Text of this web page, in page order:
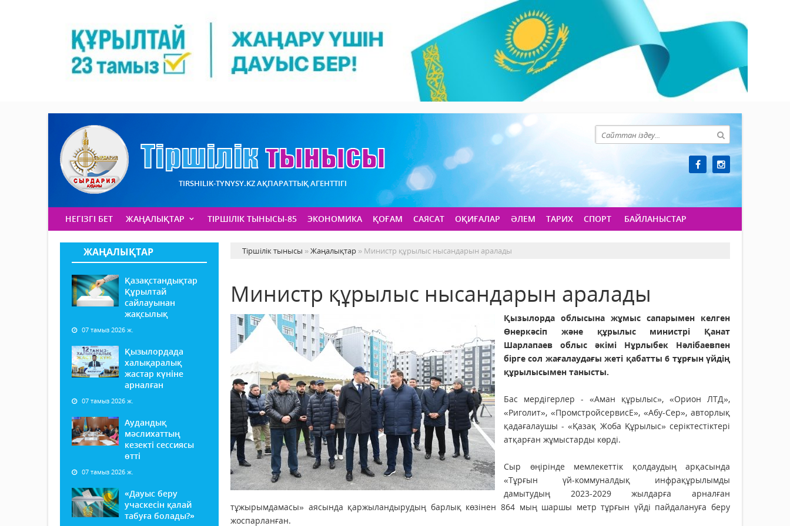
TIRSHILIK-TYNYSY.KZ АҚПАРАТТЫҚ АГЕНТТІГІ
НЕГІЗГІ БЕТ ЖАҢАЛЫҚТАР ТІРШІЛІК ТЫНЫСЫ-85 ЭКОНОМИКА ҚОҒАМ САЯСАТ ОҚИҒАЛАР ӘЛЕМ ТАРИХ СПОРТ БАЙЛАНЫСТАР
ЖАҢАЛЫҚТАР
Қазақстандықтар
Құрылтай
сайлауынан
жақсылық
07 тамыз 2026 ж.
Қызылордада
халықаралық
жастар күніне
арналған
07 тамыз 2026 ж.
Аудандық
мәслихаттың
кезекті сессиясы
өтті
07 тамыз 2026 ж.
«Дауыс беру
учаскесін қалай
табуға болады?»
Тіршілік тынысы »Жаңалықтар » Министр құрылыс нысандарын аралады
Министр құрылыс нысандарын аралады
Қызылорда облысына жұмыс сапарымен келген
Өнеркәсіп және құрылыс министрі Қанат
Шарлапаев облыс әкімі Нұрлыбек Нәлібаевпен
бірге сол жағалаудағы жеті қабатты 6 тұрғын үйдің
құрылысымен танысты.
Бас мердігерлер - «Аман құрылыс», «Орион ЛТД»,
«Риголит», «ПромстройсервисЕ», «Абу-Сер», авторлық
қадағалаушы - «Қазақ Жоба Құрылыс» серіктестіктері
атқарған жұмыстарды көрді.
Сыр өңірінде мемлекеттік қолдаудың арқасында
«Тұрғын үй-коммуналдық инфрақұрылымды
дамытудың 2023-2029 жылдарға арналған
тұжырымдамасы» аясында қаржыландырудың барлық көзінен 864 мың шаршы метр тұрғын үйді пайдалануға беру
жоспарланған.